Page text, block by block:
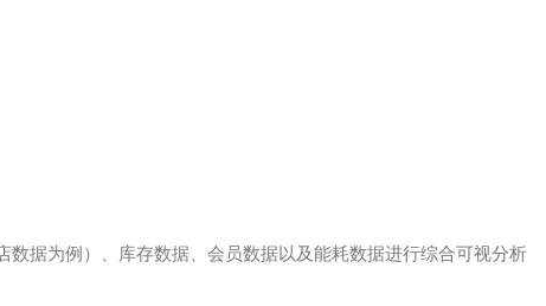
据为例）、库存数据、会员数据以及能耗数据进行综合可视分析